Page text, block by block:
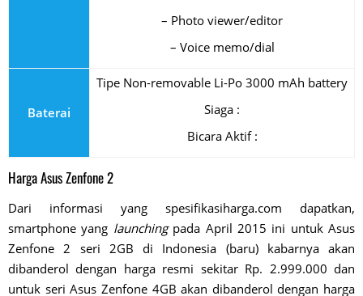
– Photo viewer/editor
– Voice memo/dial
Baterai
Tipe Non-removable Li-Po 3000 mAh battery
Siaga :
Bicara Aktif :
Harga Asus Zenfone 2
Dari informasi yang spesifikasiharga.com dapatkan,
smartphone yang launchingpada April 2015 ini untuk Asus
Zenfone 2 seri 2GB di Indonesia (baru) kabarnya akan
dibanderol dengan harga resmi sekitar Rp. 2.999.000 dan
untuk seri Asus Zenfone 4GB akan dibanderol dengan harga